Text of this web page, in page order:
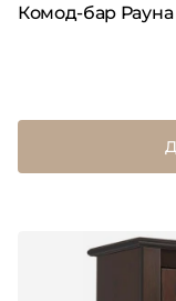
Комод-бар